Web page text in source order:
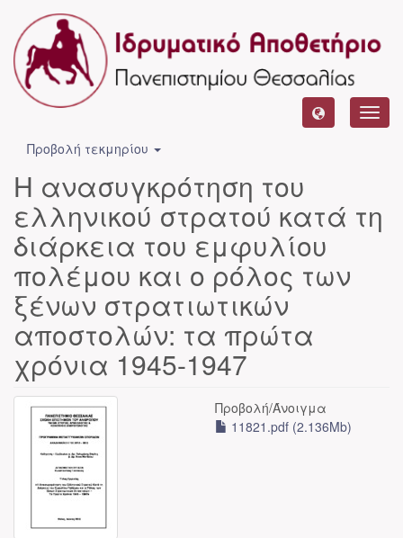
Προβολή τεκμηρίου
Η ανασυγκρότηση του
ελληνικού στρατού κατά τη
διάρκεια του εμφυλίου
πολέμου και ο ρόλος των
ξένων στρατιωτικών
αποστολών: τα πρώτα
χρόνια 1945-1947
Προβολή/Άνοιγμα
11821.pdf (2.136Mb)